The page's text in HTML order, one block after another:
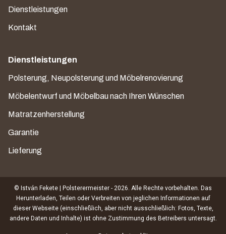
Dienstleistungen
Kontakt
Dienstleistungen
Polsterung, Neupolsterung und Möbelrenovierung
Möbelentwurf und Möbelbau nach Ihren Wünschen
Matratzenherstellung
Garantie
Lieferung
© István Fekete | Polsterermeister - 2026. Alle Rechte vorbehalten. Das
Herunterladen, Teilen oder Verbreiten von jeglichen Informationen auf
dieser Webseite (einschließlich, aber nicht ausschließlich: Fotos, Texte,
andere Daten und Inhalte) ist ohne Zustimmung des Betreibers untersagt.